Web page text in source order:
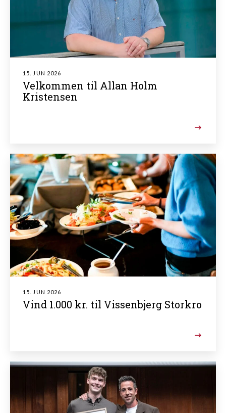
15. JUN 2026
Velkommen til Allan Holm
Kristensen
15. JUN 2026
Vind 1.000 kr. til Vissenbjerg Storkro